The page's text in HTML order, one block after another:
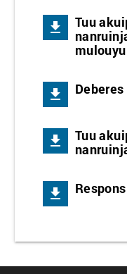
get_app
Tuu
get_app
get_app
Tuu
get_app